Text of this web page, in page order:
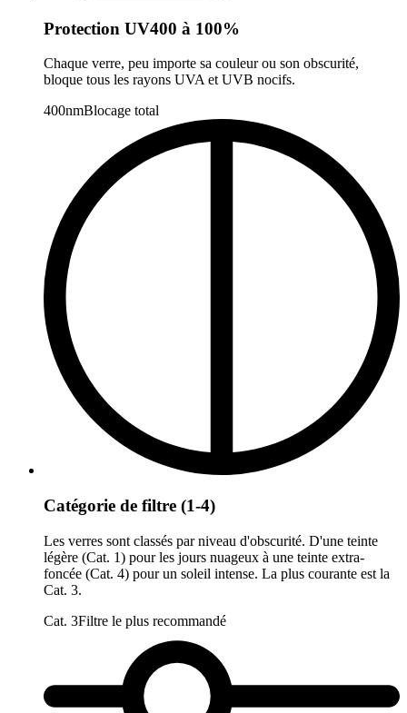
Protection UV400 à 100%
Chaque verre, peu importe sa couleur ou son obscurité,
bloque tous les rayons UVA et UVB nocifs.
400nmBlocage total
Catégorie de filtre (1-4)
Les verres sont classés par niveau d'obscurité. D'une teinte
légère (Cat. 1) pour les jours nuageux à une teinte extra-
foncée (Cat. 4) pour un soleil intense. La plus courante est la
Cat. 3.
Cat. 3Filtre le plus recommandé